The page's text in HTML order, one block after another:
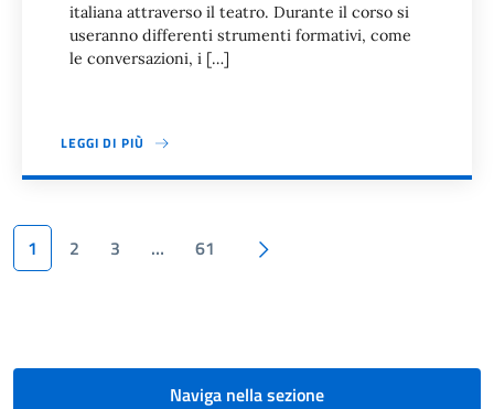
italiana attraverso il teatro. Durante il corso si
useranno differenti strumenti formativi, come
le conversazioni, i […]
LEGGI DI PIÙ
Paginazione
1 2 3 … 61
Naviga nella sezione